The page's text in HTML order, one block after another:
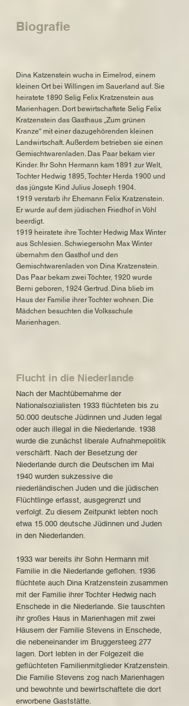
Biografie
Dina Katzenstein wuchs in Eimelrod, einem
kleinen Ort bei Willingen im Sauerland auf. Sie
heiratete 1890 Selig Felix Kratzenstein aus
Marienhagen. Dort bewirtschaftete Selig Felix
Kratzenstein das Gasthaus „Zum grünen
Kranze“ mit einer dazugehörenden kleinen
Landwirtschaft. Außerdem betrieben sie einen
Gemischtwarenladen. Das Paar bekam vier
Kinder. Ihr Sohn Hermann kam 1891 zur Welt,
Tochter Hedwig 1895, Tochter Herda 1900 und
das jüngste Kind Julius Joseph 1904.
1919 verstarb ihr Ehemann Felix Kratzenstein.
Er wurde auf dem jüdischen Friedhof in Vöhl
beerdigt.
1919 heiratete ihre Tochter Hedwig Max Winter
aus Schlesien. Schwiegersohn Max Winter
übernahm den Gasthof und den
Gemischtwarenladen von Dina Kratzenstein.
Das Paar bekam zwei Töchter, 1920 wurde
Berni geboren, 1924 Gertrud. Dina blieb im
Haus der Familie ihrer Tochter wohnen. Die
Mädchen besuchten die Volksschule
Marienhagen.
Flucht in die Niederlande
Nach der Machtübernahme der
Nationalsozialisten 1933 flüchteten bis zu
50.000 deutsche Jüdinnen und Juden legal
oder auch illegal in die Niederlande. 1938
wurde die zunächst liberale Aufnahmepolitik
verschärft. Nach der Besetzung der
Niederlande durch die Deutschen im Mai
1940 wurden sukzessive die
niederländischen Juden und die jüdischen
Flüchtlinge erfasst, ausgegrenzt und
verfolgt. Zu diesem Zeitpunkt lebten noch
etwa 15.000 deutsche Jüdinnen und Juden
in den Niederlanden.
1933 war bereits ihr Sohn Hermann mit
Familie in die Niederlande geflohen. 1936
flüchtete auch Dina Kratzenstein zusammen
mit der Familie ihrer Tochter Hedwig nach
Enschede in die Niederlande. Sie tauschten
ihr großes Haus in Marienhagen mit zwei
Häusern der Familie Stevens in Enschede,
die nebeneinander im Bruggersteeg 277
lagen. Dort lebten in der Folgezeit die
geflüchteten Familienmitglieder Kratzenstein.
Die Familie Stevens zog nach Marienhagen
und bewohnte und bewirtschaftete die dort
erworbene Gaststätte.